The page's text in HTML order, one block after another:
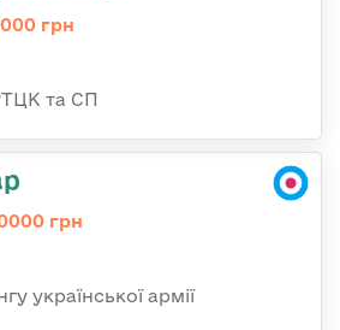
грн
та СП
грн
української армії